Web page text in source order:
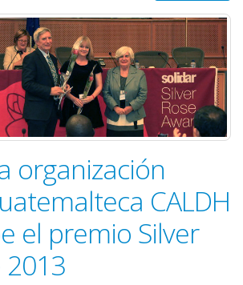
organización
CALDH
el premio Silver
2013